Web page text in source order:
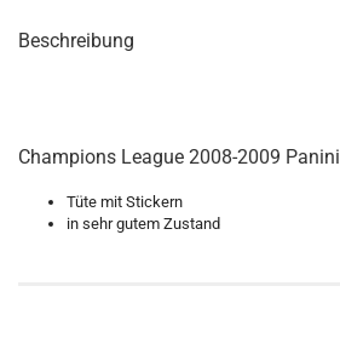
Beschreibung
Champions League 2008-2009 Panini
Tüte mit Stickern
in sehr gutem Zustand